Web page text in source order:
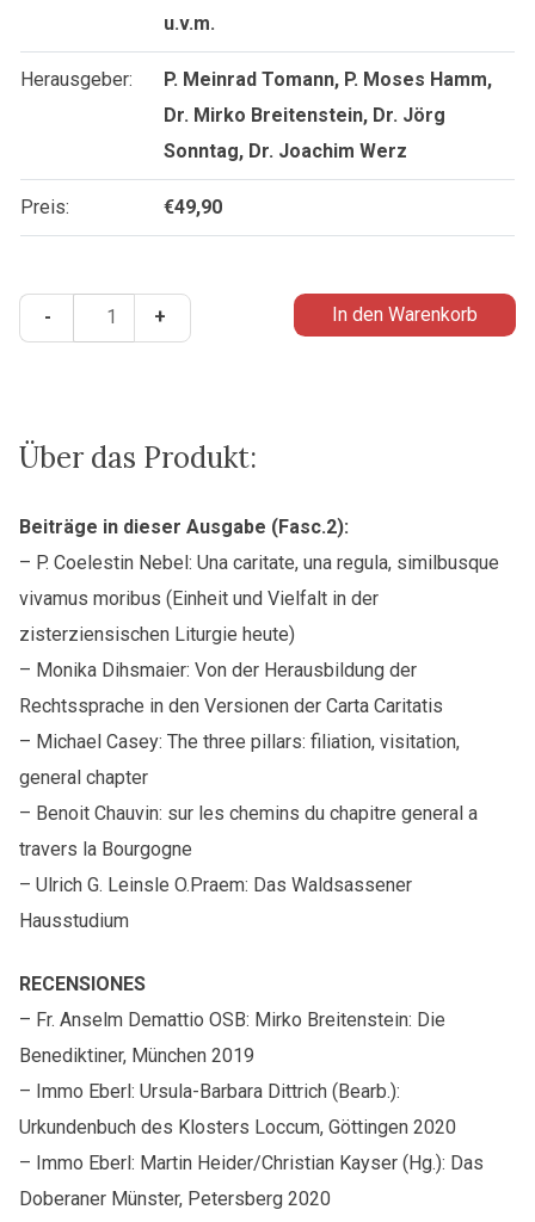
u.v.m.
Herausgeber:
P. Meinrad Tomann, P. Moses Hamm,
Dr. Mirko Breitenstein, Dr. Jörg
Sonntag, Dr. Joachim Werz
Preis: €49,90
-
Analecta
Band
2)
Menge
+ In den Warenkorb
Über das Produkt:
Beiträge in dieser Ausgabe (Fasc.2):
– P. Coelestin Nebel: Una caritate, una regula, similbusque
vivamus moribus (Einheit und Vielfalt in der
zisterziensischen Liturgie heute)
– Monika Dihsmaier: Von der Herausbildung der
Rechtssprache in den Versionen der Carta Caritatis
– Michael Casey: The three pillars: filiation, visitation,
general chapter
– Benoit Chauvin: sur les chemins du chapitre general a
travers la Bourgogne
– Ulrich G. Leinsle O.Praem: Das Waldsassener
Hausstudium
RECENSIONES
– Fr. Anselm Demattio OSB: Mirko Breitenstein: Die
Benediktiner, München 2019
– Immo Eberl: Ursula-Barbara Dittrich (Bearb.):
Urkundenbuch des Klosters Loccum, Göttingen 2020
– Immo Eberl: Martin Heider/Christian Kayser (Hg.): Das
Doberaner Münster, Petersberg 2020